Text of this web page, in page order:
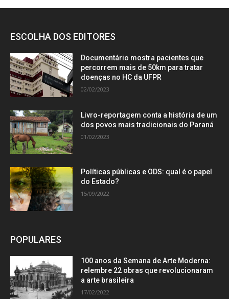
ESCOLHA DOS EDITORES
Documentário mostra pacientes que
percorrem mais de 50km para tratar
doenças no HC da UFPR
02/02/2023
Livro-reportagem conta a história de um
dos povos mais tradicionais do Paraná
01/02/2023
Políticas públicas e ODS: qual é o papel
do Estado?
15/09/2022
POPULARES
100 anos da Semana de Arte Moderna:
relembre 22 obras que revolucionaram
a arte brasileira
17/02/2022